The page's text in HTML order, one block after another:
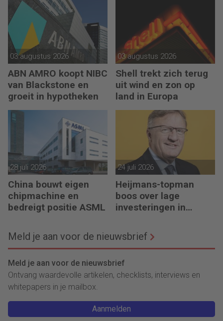
03 augustus 2026
ABN AMRO koopt NIBC
van Blackstone en
groeit in hypotheken
03 augustus 2026
Shell trekt zich terug
uit wind en zon op
land in Europa
28 juli 2026
China bouwt eigen
chipmachine en
bedreigt positie ASML
24 juli 2026
Heijmans-topman
boos over lage
investeringen in
Meld je aan voor de nieuwsbrief
Meld je aan voor de nieuwsbrief
Ontvang waardevolle artikelen, checklists, interviews en
whitepapers in je mailbox.
Aanmelden